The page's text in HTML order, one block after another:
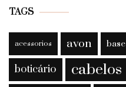
TAGS
acessorios avon base
boticário cabelos